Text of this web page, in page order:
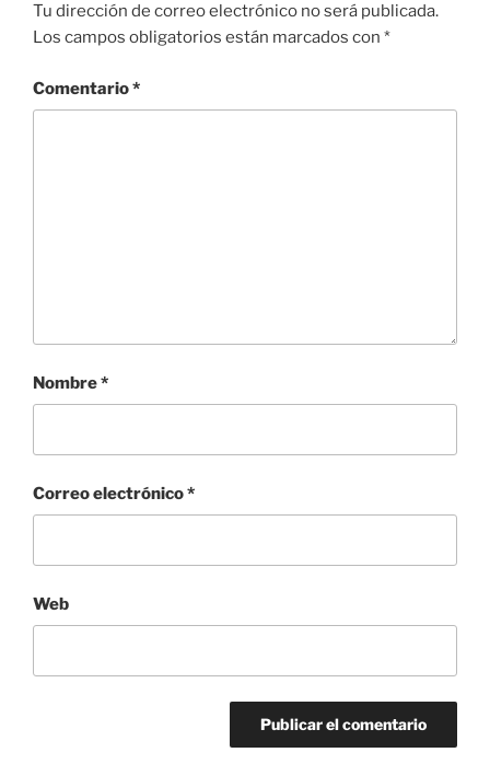
Tu dirección de correo electrónico no será publicada.
Los campos obligatorios están marcados con *
Comentario*
Nombre*
Correo electrónico*
Web